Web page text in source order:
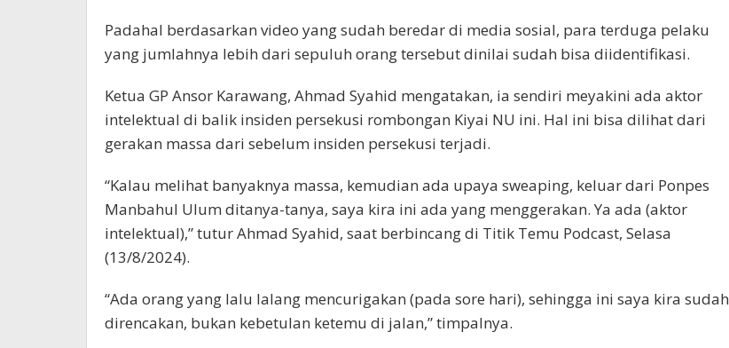
Padahal berdasarkan video yang sudah beredar di media sosial, para terduga pelaku
yang jumlahnya lebih dari sepuluh orang tersebut dinilai sudah bisa diidentifikasi.
Ketua GP Ansor Karawang, Ahmad Syahid mengatakan, ia sendiri meyakini ada aktor
intelektual di balik insiden persekusi rombongan Kiyai NU ini. Hal ini bisa dilihat dari
gerakan massa dari sebelum insiden persekusi terjadi.
“Kalau melihat banyaknya massa, kemudian ada upaya sweaping, keluar dari Ponpes
Manbahul Ulum ditanya-tanya, saya kira ini ada yang menggerakan. Ya ada (aktor
intelektual),” tutur Ahmad Syahid, saat berbincang di Titik Temu Podcast, Selasa
(13/8/2024).
“Ada orang yang lalu lalang mencurigakan (pada sore hari), sehingga ini saya kira sudah
direncakan, bukan kebetulan ketemu di jalan,” timpalnya.